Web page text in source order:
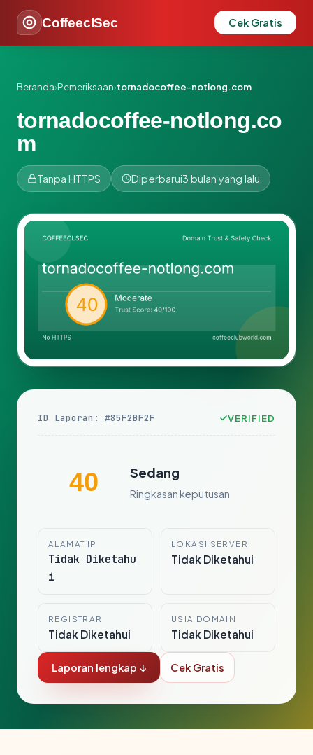
CoffeeclSec Cek Gratis
Beranda›Pemeriksaan›tornadocoffee-notlong.com
tornadocoffee-notlong.co
m
Tanpa HTTPS Diperbarui3 bulan yang lalu
ID Laporan: #85F2BF2F VERIFIED
40 Sedang
Ringkasan keputusan
ALAMAT IP
Tidak Diketahu
i
LOKASI SERVER
Tidak Diketahui
REGISTRAR
Tidak Diketahui
USIA DOMAIN
Tidak Diketahui
Laporan lengkap ↓ Cek Gratis